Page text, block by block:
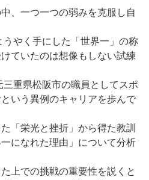
、一つ一つの弱みを克服し自
やく手にした「世界一」の称
ていたのは想像もしない試練
重県松阪市の職員としてスポ
いう異例のキャリアを歩んで
「栄光と挫折」から得た教訓
になれた理由」について分析
上での挑戦の重要性を説くと